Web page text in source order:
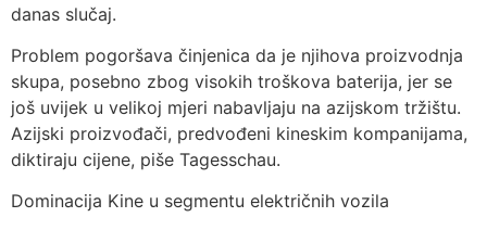
danas slučaj.
Problem pogoršava činjenica da je njihova proizvodnja
skupa, posebno zbog visokih troškova baterija, jer se
još uvijek u velikoj mjeri nabavljaju na azijskom tržištu.
Azijski proizvođači, predvođeni kineskim kompanijama,
diktiraju cijene, piše Tagesschau.
Dominacija Kine u segmentu električnih vozila